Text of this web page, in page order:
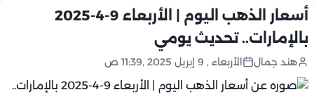
أسعار الذهب اليوم | الأربعاء 9-4-2025
بالإمارات.. تحديث يومي
هند جمال الأربعاء , 9 إبريل 2025 ,11:39 ص